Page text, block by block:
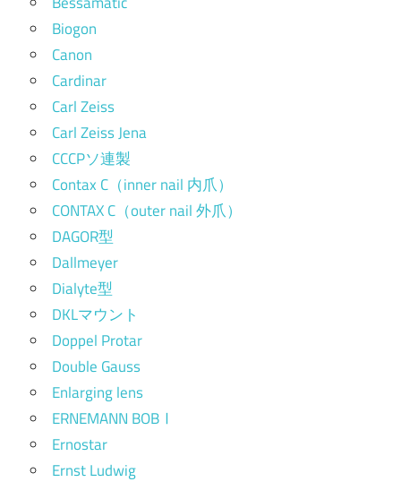
Biogon
Canon
Cardinar
Carl Zeiss
Carl Zeiss Jena
CCCPソ連製
Contax C（inner nail 内爪）
CONTAX C（outer nail 外爪）
DAGOR型
Dallmeyer
Dialyte型
DKLマウント
Doppel Protar
Double Gauss
Enlarging lens
ERNEMANN BOBⅠ
Ernostar
Ernst Ludwig